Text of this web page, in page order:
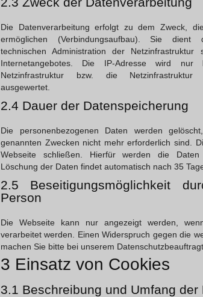
Die Datenverarbeitung erfolgt zu dem Zweck,
ermöglichen (Verbindungsaufbau). Sie dient
technischen Administration der
Internetangebotes. Die IP-Adresse wird
Netzinfrastruktur bzw. die Netzinfrastruktur
ausgewertet.
2.4 Dauer der Datenspeicherung
Die personenbezogenen Daten werden
genannten Zwecken nicht mehr erforderlich sind.
Webseite schließen. Hierfür werden die
Löschung der Daten findet automatisch nach 35
2.5 Beseitigungsmöglichkeit
Person
Die Webseite kann nur angezeigt werden,
verarbeitet werden. Einen Widerspruch gegen die
machen Sie bitte bei unserem
3 Einsatz von Cookies
3.1 Beschreibung und Umfang der